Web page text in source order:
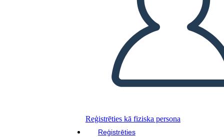
Reģistrēties kā fiziska persona
Reģistrēties
ATSKAŅOT SLAIDRĀDI
IZLASI MAN